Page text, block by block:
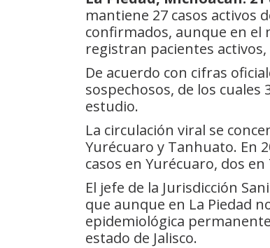
mantiene 27 casos activos
confirmados, aunque en el
registran pacientes
De acuerdo con cifras
sospechosos, de los
estudio.
La circulación viral se
Yurécuaro y Tanhuato. En
casos en Yurécuaro, dos
El jefe de la Jurisdicción
que aunque en La Piedad
epidemiológica
estado de Jalisco.